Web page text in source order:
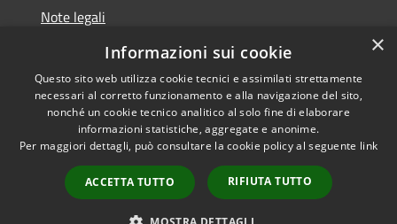
Note legali
Dichiarazione di accessibilità
Accessibilità
Copyright © 2026 • Comune di
Casalbore • Powered by
Municipium•
Accesso
redazione
×
Informazioni sui cookie
Questo sito web utilizza cookie tecnici e assimilati strettamente
necessari al corretto funzionamento e alla navigazione del sito,
nonché un cookie tecnico analitico al solo fine di elaborare
informazioni statistiche, aggregate e anonime.
Per maggiori dettagli, può consultare la cookie policy al seguente link
ACCETTA TUTTO RIFIUTA TUTTO